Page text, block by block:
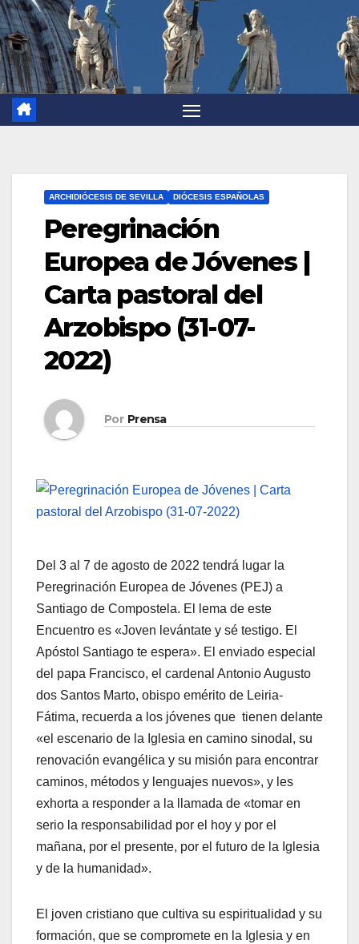
ARCHIDIÓCESIS DE SEVILLA DIÓCESIS ESPAÑOLAS
Peregrinación
Europea de Jóvenes |
Carta pastoral del
Arzobispo (31-07-
2022)
Por Prensa
Del 3 al 7 de agosto de 2022 tendrá lugar la
Peregrinación Europea de Jóvenes (PEJ) a
Santiago de Compostela. El lema de este
Encuentro es «Joven levántate y sé testigo. El
Apóstol Santiago te espera». El enviado especial
del papa Francisco, el cardenal Antonio Augusto
dos Santos Marto, obispo emérito de Leiria-
Fátima, recuerda a los jóvenes que tienen delante
«el escenario de la Iglesia en camino sinodal, su
renovación evangélica y su misión para encontrar
caminos, métodos y lenguajes nuevos», y les
exhorta a responder a la llamada de «tomar en
serio la responsabilidad por el hoy y por el
mañana, por el presente, por el futuro de la Iglesia
y de la humanidad».
El joven cristiano que cultiva su espiritualidad y su
formación, que se compromete en la Iglesia y en